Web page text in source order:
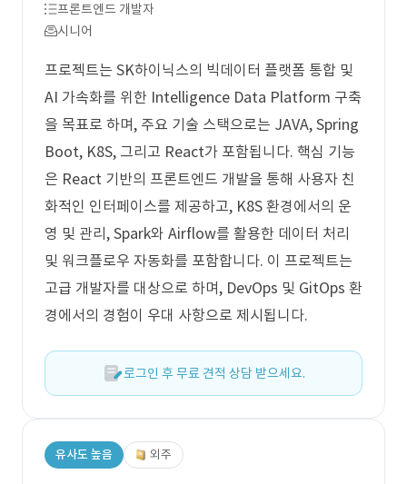
프론트엔드 개발자
시니어
프로젝트는 SK하이닉스의 빅데이터 플랫폼 통합 및
AI 가속화를 위한 Intelligence Data Platform 구축
을 목표로 하며, 주요 기술 스택으로는 JAVA, Spring
Boot, K8S, 그리고 React가 포함됩니다. 핵심 기능
은 React 기반의 프론트엔드 개발을 통해 사용자 친
화적인 인터페이스를 제공하고, K8S 환경에서의 운
영 및 관리, Spark와 Airflow를 활용한 데이터 처리
및 워크플로우 자동화를 포함합니다. 이 프로젝트는
고급 개발자를 대상으로 하며, DevOps 및 GitOps 환
경에서의 경험이 우대 사항으로 제시됩니다.
로그인 후 무료 견적 상담 받으세요.
유사도 높음 외주